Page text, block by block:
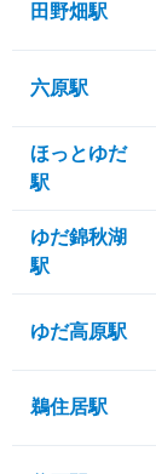
田野畑駅
六原駅
ほっとゆだ
駅
ゆだ錦秋湖
駅
ゆだ高原駅
鵜住居駅